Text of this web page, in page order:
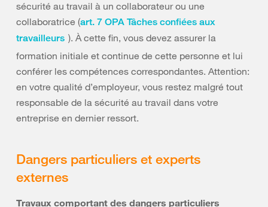
sécurité au travail à un collaborateur ou une
collaboratrice (art. 7 OPA Tâches confiées aux
travailleurs ). À cette fin, vous devez assurer la
formation initiale et continue de cette personne et lui
conférer les compétences correspondantes. Attention:
en votre qualité d’employeur, vous restez malgré tout
responsable de la sécurité au travail dans votre
entreprise en dernier ressort.
Dangers particuliers et experts
externes
Travaux comportant des dangers particuliers